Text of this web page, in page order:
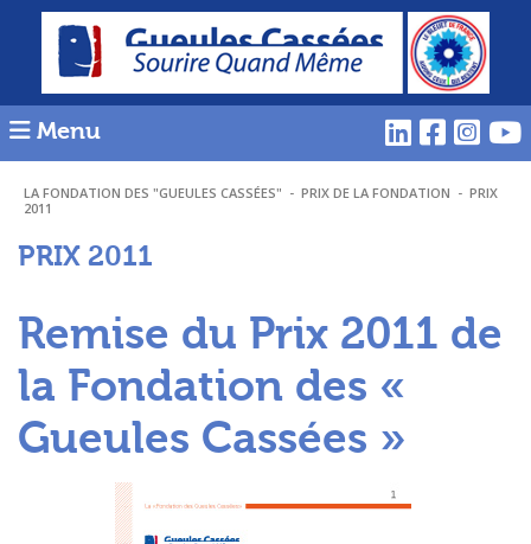
Menu
LA FONDATION DES "GUEULES CASSÉES" - PRIX DE LA FONDATION - PRIX
2011
PRIX 2011
Remise du Prix 2011 de
la Fondation des «
Gueules Cassées »